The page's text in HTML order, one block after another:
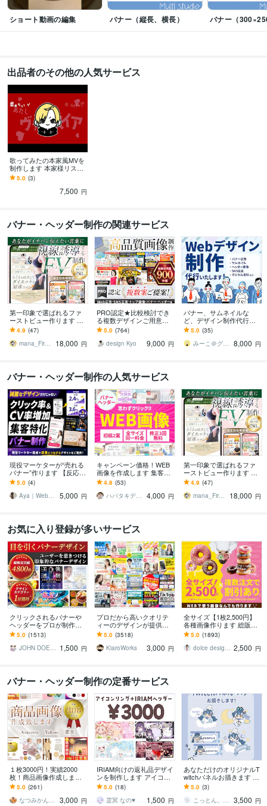
ショート動画の編集 バナー（縦長、横長） バナー（
出品者のその他の人気サービス
歌ってみたの本家風MVを
制作します 本家様リスペ
クトで高品質なMVを作り
ます！
5.0 (3)
7,500 円
バナー・ヘッダー制作の関連サービス
第一印象で選ばれるファ
ーストビュー作ります ワ
クワクした気持ちで価値
を選んでもらう店舗・サ
ービスの入口を
4.9 (47)
mana_FirstviewDesign
18,000 円
PRO認定★比較検討でき
る複数デザインご用意し
ます 実績900件超！高評
価★5！比較して選べるか
ら納得度アップ！
5.0 (764)
design Kyo
9,000 円
バナー、サムネイルな
ど、デザイン制作代行い
たします Webに関わるデ
ザイン、グラフィック、
印刷物なんでもOK
5.0 (35)
みーこ＠グラフィック×Webデザイナー
8,000 円
バナー・ヘッダー制作の人気サービス
現役マーケターが“売れる
バナー”作ります 【反応率
が上がるバナー】で集客
しませんか？
5.0 (4)
Aya｜Webマーケッター
5,000 円
キャンペーン価格！WEB
画像を作成します 集客・
効果のでるバナー・ヘッ
ダー
4.8 (53)
ハバタキデザイン
4,000 円
第一印象で選ばれるファ
ーストビュー作ります ワ
クワクした気持ちで価値
を選んでもらう店舗・サ
ービスの入口を
4.9 (47)
mana_FirstviewDesign
18,000 円
お気に入り登録が多いサービス
クリックされるバナーや
ヘッダーをプロが制作し
ます デザイン歴20年以上
のプロが反応率を意識し
た設計で制作
5.0 (1513)
JOHN DOE＠販売実績4800件以上 1,500 円
プロだから高いクオリテ
ィーのデザインが提供で
きます 【メインビジュア
ルやバナーの制作 3000
円！】
5.0 (3518)
KiaroWorks
3,000 円
全サイズ【1枚2,500円】
各種画像作ります 総販売
実績2000件超おまとめ割
引あり♪コスパ抜群と大好
評!
5.0 (1893)
dolce designing 2,500 円
バナー・ヘッダー制作の定番サービス
１枚3000円！実績2000
枚！商品画像作成します
実績2000枚以上！ECサイ
トの商品画像を格安で作
成します
5.0 (261)
なつみかんデザイン◎動画編集・SNS運用
3,000 円
IRIAM向けの返礼品デザイ
ンを制作します アイコン
リング、IRIAMヘッダー、
サムネイルなど。特急⭕
5.0 (18)
霊冥 なの♥︎
1,500 円
あなただけのオリジナルT
witchパネルお描きます VT
uber、配信者向け！配信
映えするパネルお描きし
ます！
5.0 (3)
こっとん。｜紗透こと
3,500 円